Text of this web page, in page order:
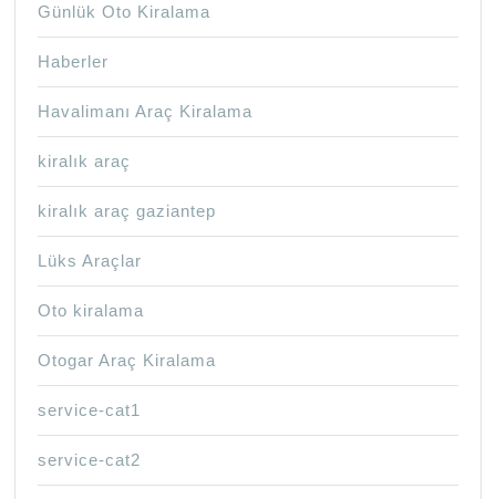
Günlük Oto Kiralama
Haberler
Havalimanı Araç Kiralama
kiralık araç
kiralık araç gaziantep
Lüks Araçlar
Oto kiralama
Otogar Araç Kiralama
service-cat1
service-cat2